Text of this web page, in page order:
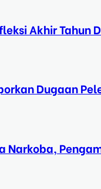
Akhir Tahun
Dugaan
Narkoba,